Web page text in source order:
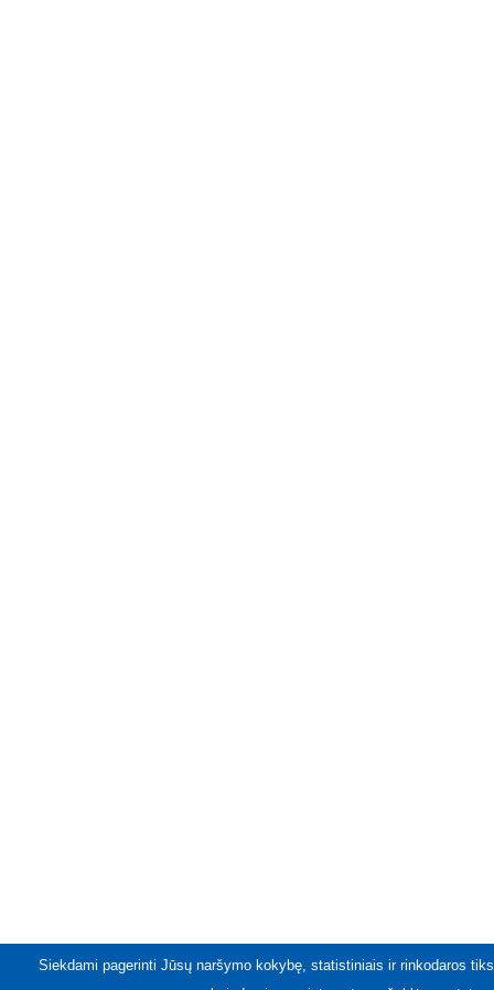
Siekdami pagerinti Jūsų naršymo kokybę, statistiniais ir rinkodaros